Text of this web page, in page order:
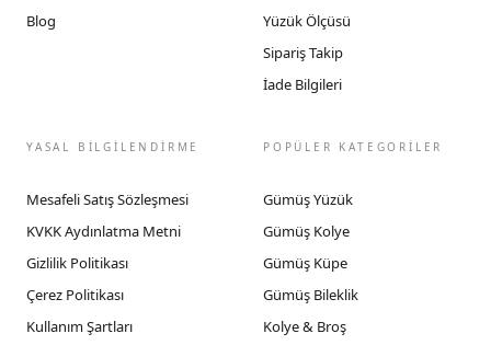
Blog
Yüzük Ölçüsü
Sipariş Takip
İade Bilgileri
YASAL BİLGİLENDİRME
Mesafeli Satış Sözleşmesi
KVKK Aydınlatma Metni
Gizlilik Politikası
Çerez Politikası
Kullanım Şartları
POPÜLER KATEGORİLER
Gümüş Yüzük
Gümüş Kolye
Gümüş Küpe
Gümüş Bileklik
Kolye & Broş